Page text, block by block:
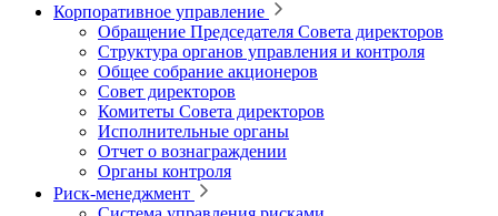
Корпоративное управление
Обращение Председателя Совета директоров
Структура органов управления и контроля
Общее собрание акционеров
Совет директоров
Комитеты Совета директоров
Исполнительные органы
Отчет о вознаграждении
Органы контроля
Риск-менеджмент